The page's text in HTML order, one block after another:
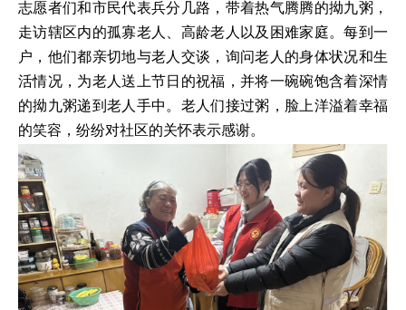
志愿者们和市民代表兵分几路，带着热气腾腾的拗九粥，
走访辖区内的孤寡老人、高龄老人以及困难家庭。每到一
户，他们都亲切地与老人交谈，询问老人的身体状况和生
活情况，为老人送上节日的祝福，并将一碗碗饱含着深情
的拗九粥递到老人手中。老人们接过粥，脸上洋溢着幸福
的笑容，纷纷对社区的关怀表示感谢。